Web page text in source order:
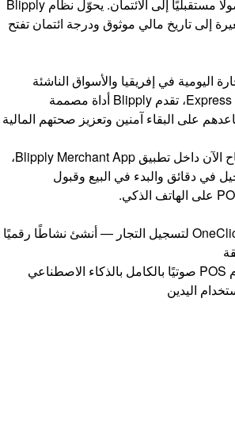
وملفه المالي، ويفتح وصولًا مستقبليًا إلى الائتمان. يحوّل نظام Blipply
إلى تاريخ مالي موثوق ودرجة ائتمان تفتح
اليومية في إفريقيا والأسواق الناشئة
الأخرى. ومع Express Checkout، تقدم Blipply أداة مصممة
على البقاء آمنين وتعزيز صحتهم المالية
Express Checkout متاح الآن داخل تطبيق Blipply Merchant App،
في دقائق والبدء في البيع وقبول
Blipply تطلق OneClick لتسجيل التجار — أنشئ نشاطًا رقميًا
Blipply تقدّم نظام POS صوتيًا بالكامل بالذكاء الاصطناعي
اليدين